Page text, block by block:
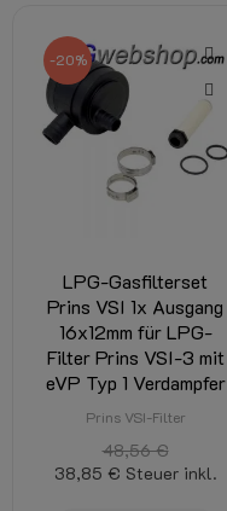
-20%
LPG-Gasfilterset
Prins VSI 1x Ausgang
16x12mm für LPG-
Filter Prins VSI-3 mit
eVP Typ 1 Verdampfer
Prins VSI-Filter
48,56 €
38,85 € Steuer inkl.